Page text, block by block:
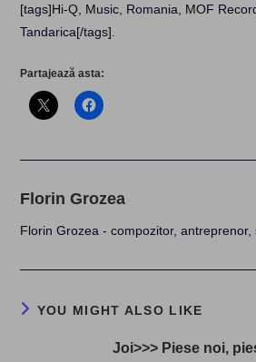
[tags]Hi-Q, Music, Romania, MOF
Tandarica[/tags]
Partajează asta:
Florin Grozea
Florin Grozea - compozitor, antreprenor,
YOU MIGHT ALSO LIKE
Joi>>> Piese noi,